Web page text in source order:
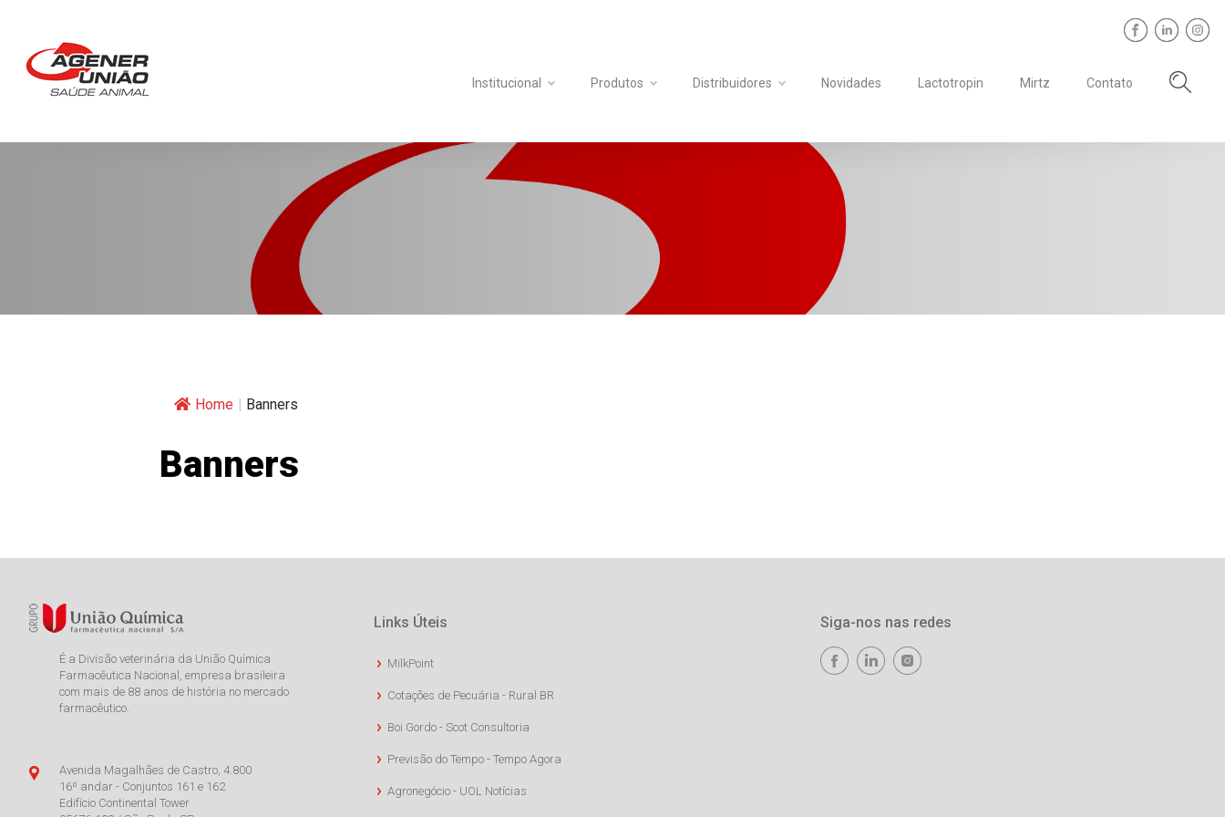
Institucional Produtos Distribuidores Novidades Lactotropin Mirtz Contato
Home | Banners
Banners
É a Divisão veterinária da União Química
Farmacêutica Nacional, empresa brasileira
com mais de 88 anos de história no mercado
farmacêutico.
Avenida Magalhães de Castro, 4.800
16º andar - Conjuntos 161 e 162
Edifício Continental Tower
Links Úteis
MilkPoint
Cotações de Pecuária - Rural BR
Boi Gordo - Scot Consultoria
Previsão do Tempo - Tempo Agora
Agronegócio - UOL Notícias
Siga-nos nas redes